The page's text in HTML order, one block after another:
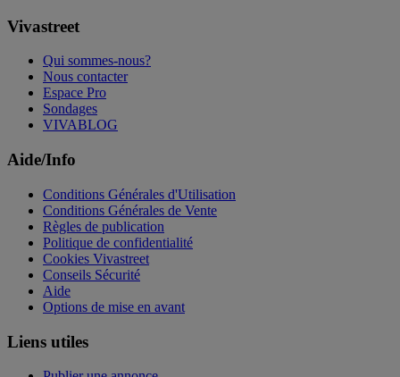
Vivastreet
Qui sommes-nous?
Nous contacter
Espace Pro
Sondages
VIVABLOG
Aide/Info
Conditions Générales d'Utilisation
Conditions Générales de Vente
Règles de publication
Politique de confidentialité
Cookies Vivastreet
Conseils Sécurité
Aide
Options de mise en avant
Liens utiles